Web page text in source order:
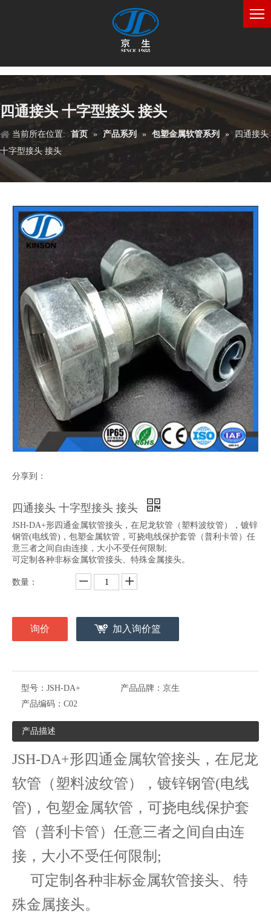
四通接头 十字型接头 接头
当前所在位置: 首页 » 产品系列 » 包塑金属软管系列 » 四通接头
十字型接头 接头
分享到：
四通接头 十字型接头 接头
JSH-DA+形四通金属软管接头，在尼龙软管（塑料波纹管），镀锌
钢管(电线管)，包塑金属软管，可挠电线保护套管（普利卡管）任
意三者之间自由连接，大小不受任何限制;
可定制各种非标金属软管接头、特殊金属接头。
数量：
询价 加入询价篮
型号： JSH-DA+ 产品品牌： 京生
产品编码： C02
产品描述
JSH-DA+形四通金属软管接头，在尼龙
软管（塑料波纹管），镀锌钢管(电线
管)，包塑金属软管，可挠电线保护套
管（普利卡管）任意三者之间自由连
接，大小不受任何限制;
可定制各种非标金属软管接头、特
殊金属接头。